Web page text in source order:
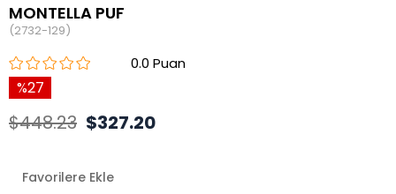
MONTELLA PUF
(2732-129)
0.0
27
$448.23 $327.20
Favorilere Ekle